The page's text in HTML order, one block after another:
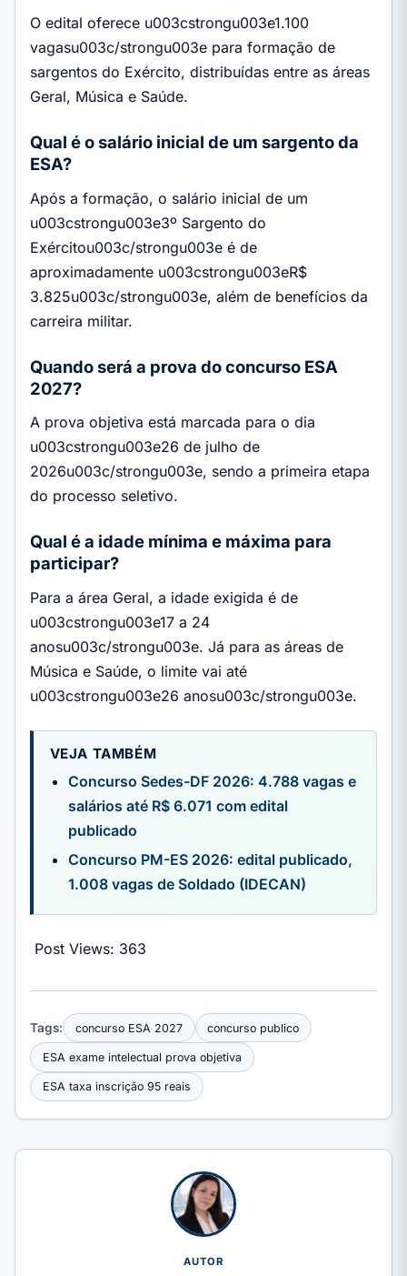
O edital oferece u003cstrongu003e1.100
vagasu003c/strongu003e para formação de
sargentos do Exército, distribuídas entre as áreas
Geral, Música e Saúde.
Qual é o salário inicial de um sargento da
ESA?
Após a formação, o salário inicial de um
u003cstrongu003e3º Sargento do
Exércitou003c/strongu003e é de
aproximadamente u003cstrongu003eR$
3.825u003c/strongu003e, além de benefícios da
carreira militar.
Quando será a prova do concurso ESA
2027?
A prova objetiva está marcada para o dia
u003cstrongu003e26 de julho de
2026u003c/strongu003e, sendo a primeira etapa
do processo seletivo.
Qual é a idade mínima e máxima para
participar?
Para a área Geral, a idade exigida é de
u003cstrongu003e17 a 24
anosu003c/strongu003e. Já para as áreas de
Música e Saúde, o limite vai até
u003cstrongu003e26 anosu003c/strongu003e.
VEJA TAMBÉM
Concurso Sedes-DF 2026: 4.788 vagas e
salários até R$ 6.071 com edital
publicado
Concurso PM-ES 2026: edital publicado,
1.008 vagas de Soldado (IDECAN)
Post Views: 363
Tags: concurso ESA 2027 concurso publico
ESA exame intelectual prova objetiva
ESA taxa inscrição 95 reais
AUTOR